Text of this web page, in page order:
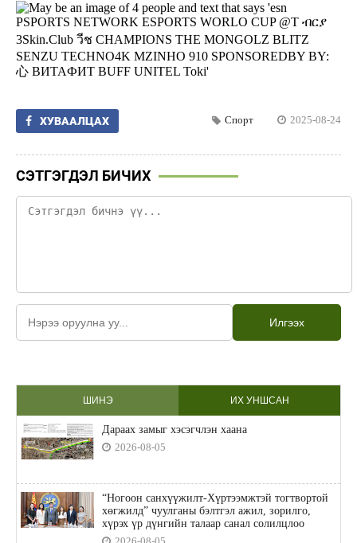
ХУВААЛЦАХ Спорт 2025-08-24
СЭТГЭГДЭЛ БИЧИХ
Илгээх
ШИНЭ ИХ УНШСАН
Дараах замыг хэсэгчлэн хаана
2026-08-05
“Ногоон санхүүжилт-Хүртээмжтэй тогтвортой
хөгжилд” чуулганы бэлтгэл ажил, зорилго,
хүрэх үр дүнгийн талаар санал солилцлоо